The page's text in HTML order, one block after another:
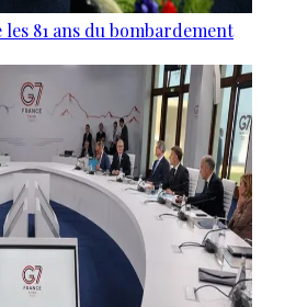
81 ans du bombardement